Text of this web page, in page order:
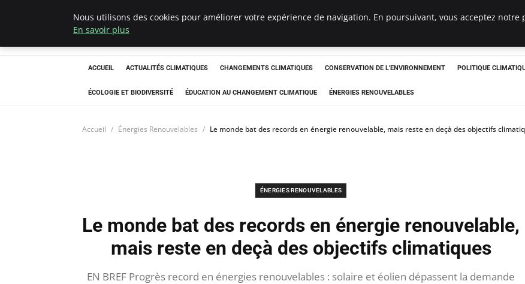
Climatedebtagents
ACCUEIL ACTUALITÉS CLIMATIQUES CHANGEMENTS CLIMATIQUES CONSERVATION DE L'ENVIRONNEMENT POLITIQUE
ÉCOLOGIE ET BIODIVERSITÉ ÉDUCATION AU CHANGEMENT CLIMATIQUE ÉNERGIES RENOUVELABLES
Accueil Énergies Renouvelables Le monde bat des records en énergie renouvelable, mais reste en deçà des objectifs
ÉNERGIES RENOUVELABLES
Le monde bat des records en énergie renouvelable,
mais reste en deçà des objectifs climatiques
EN BREF Progrès record en énergies renouvelables : solaire et éolien dépassent la demande
Nous utilisons des cookies pour améliorer votre expérience de navigation. En poursuivant, vous acceptez
En savoir plus